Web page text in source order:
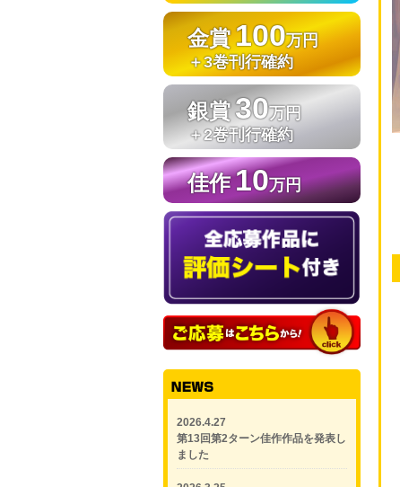
金賞100万円
＋3巻刊行確約
銀賞30万円
＋2巻刊行確約
佳作10万円
2026.4.27
第13回第2ターン佳作作品を発表し
ました